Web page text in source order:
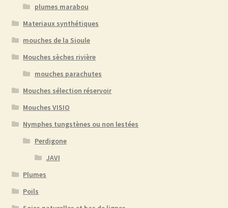
plumes marabou
Materiaux synthétiques
mouches de la Sioule
Mouches sèches rivière
mouches parachutes
Mouches sélection réservoir
Mouches VISIO
Nymphes tungstènes ou non lestées
Perdigone
JAVI
Plumes
Poils